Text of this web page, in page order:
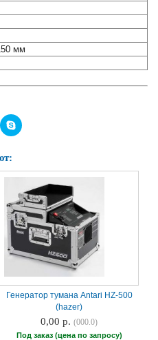
мм
Генератор тумана Antari HZ-500
(hazer)
0,00 р.(000.0)
Под заказ (цена по запросу)